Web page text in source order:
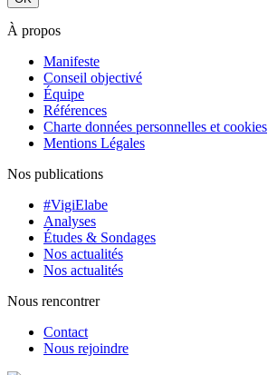
À propos
Manifeste
Conseil objectivé
Équipe
Références
Charte données personnelles et cookies
Mentions Légales
Nos publications
#VigiElabe
Analyses
Études & Sondages
Nos actualités
Nos actualités
Nous rencontrer
Contact
Nous rejoindre